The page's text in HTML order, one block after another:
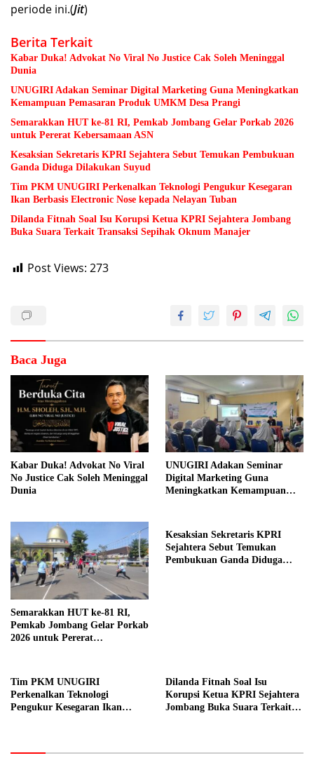
periode ini.(Jit)
Berita Terkait
Kabar Duka! Advokat No Viral No Justice Cak Soleh Meninggal
Dunia
UNUGIRI Adakan Seminar Digital Marketing Guna Meningkatkan
Kemampuan Pemasaran Produk UMKM Desa Prangi
Semarakkan HUT ke-81 RI, Pemkab Jombang Gelar Porkab 2026
untuk Pererat Kebersamaan ASN
Kesaksian Sekretaris KPRI Sejahtera Sebut Temukan Pembukuan
Ganda Diduga Dilakukan Suyud
Tim PKM UNUGIRI Perkenalkan Teknologi Pengukur Kesegaran
Ikan Berbasis Electronic Nose kepada Nelayan Tuban
Dilanda Fitnah Soal Isu Korupsi Ketua KPRI Sejahtera Jombang
Buka Suara Terkait Transaksi Sepihak Oknum Manajer
Post Views: 273
Baca Juga
Kabar Duka! Advokat No Viral
No Justice Cak Soleh Meninggal
Dunia
UNUGIRI Adakan Seminar
Digital Marketing Guna
Meningkatkan Kemampuan
Semarakkan HUT ke-81 RI,
Pemkab Jombang Gelar Porkab
2026 untuk Pererat
Kesaksian Sekretaris KPRI
Sejahtera Sebut Temukan
Pembukuan Ganda Diduga
Tim PKM UNUGIRI
Perkenalkan Teknologi
Pengukur Kesegaran Ikan
Dilanda Fitnah Soal Isu
Korupsi Ketua KPRI Sejahtera
Jombang Buka Suara Terkait